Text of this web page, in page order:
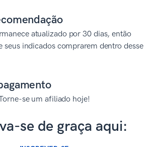
atualizado por 30 dias, então
seus indicados comprarem dentro desse
se um afiliado hoje!
se de graça aqui: